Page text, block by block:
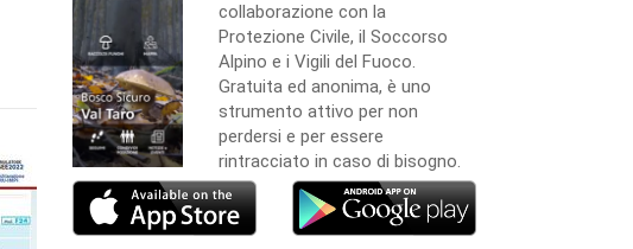
collaborazione con la
Protezione Civile, il Soccorso
Alpino e i Vigili del Fuoco.
Gratuita ed anonima, è uno
strumento attivo per non
perdersi e per essere
rintracciato in caso di bisogno.